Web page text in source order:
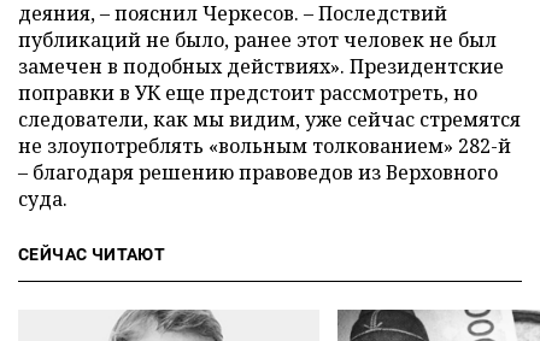
деяния, – пояснил Черкесов. – Последствий
публикаций не было, ранее этот человек не был
замечен в подобных действиях». Президентские
поправки в УК еще предстоит рассмотреть, но
следователи, как мы видим, уже сейчас стремятся
не злоупотреблять «вольным толкованием» 282-й
– благодаря решению правоведов из Верховного
суда.
СЕЙЧАС ЧИТАЮТ